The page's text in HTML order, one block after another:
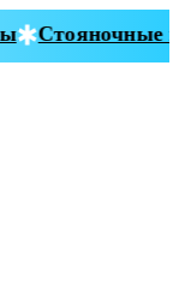
Стояночные